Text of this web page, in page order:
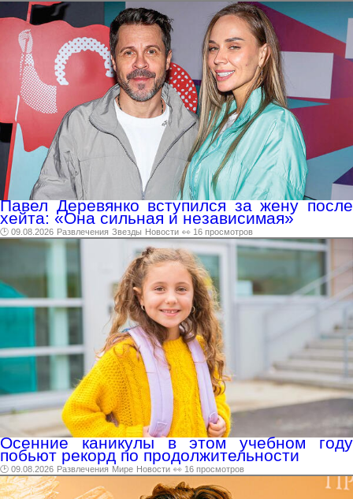
Павел Деревянко вступился за жену после
хейта: «Она сильная и независимая»
🕑 09.08.2026 Развлечения Звезды Новости 👀 16 просмотров
Осенние каникулы в этом учебном году
побьют рекорд по продолжительности
🕑 09.08.2026 Развлечения Мире Новости 👀 16 просмотров